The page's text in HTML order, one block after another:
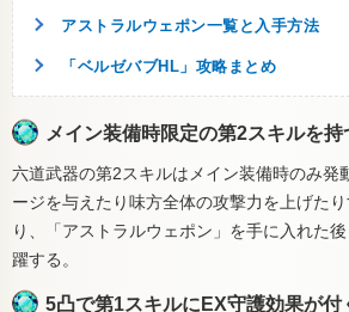
アストラルウェポン一覧と入手方法
「ベルゼバブHL」攻略まとめ
メイン装備時限定の第2スキルを持
六道武器の第2スキルはメイン装備時のみ発
ージを与えたり味方全体の攻撃力を上げた
り、「アストラルウェポン」を手に入れた
躍する。
5凸で第1スキルにEX守護効果が付